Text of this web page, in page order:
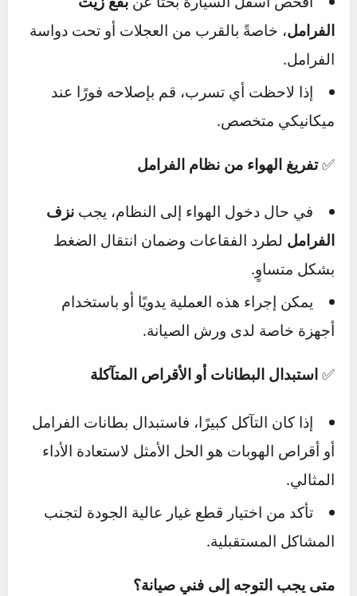
الخطوات التالية:
فحص مستويات زيت الفرامل واستكماله عند
الحاجة
الموجود بمحرك السيارة.
إذا كان الزيت أقل من المستوى المطلوب، قم
بتعبئته بنوع الزيت الموصى به في دليل السيارة.
التأكد من عدم وجود تسريبات في نظام الفرامل
افحص أسفل السيارة بحثًا عن
الفرامل
، خاصةً بالقرب من العجلات أو تحت دواسة
إذا لاحظت أي تسرب، قم بإصلاحه فورًا عند
ميكانيكي متخصص.
تفريغ الهواء من نظام الفرامل
في حال دخول الهواء إلى النظام، يجب
الفرامللطرد الفقاعات وضمان انتقال الضغط